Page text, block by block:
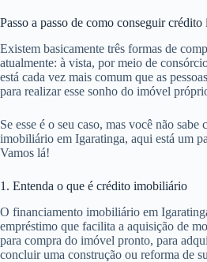
Passo a passo de como conseguir
Existem basicamente três formas de
atualmente: à vista, por meio de
está cada vez mais comum que as
para realizar esse sonho do imóvel
Se esse é o seu caso, mas você não
imobiliário em Igaratinga, aqui está um
Vamos lá!
1. Entenda o que é crédito imobiliário
O financiamento imobiliário em
empréstimo que facilita a aquisição de
para compra do imóvel pronto, para
concluir uma construção ou reforma de